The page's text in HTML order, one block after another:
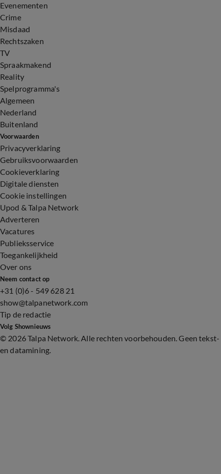
Evenementen
Crime
Misdaad
Rechtszaken
TV
Spraakmakend
Reality
Spelprogramma's
Algemeen
Nederland
Buitenland
Voorwaarden
Privacyverklaring
Gebruiksvoorwaarden
Cookieverklaring
Digitale diensten
Cookie instellingen
Upod & Talpa Network
Adverteren
Vacatures
Publieksservice
Toegankelijkheid
Over ons
Neem contact op
+31 (0)6 - 549 628 21
show@talpanetwork.com
Tip de redactie
Volg Shownieuws
© 2026 Talpa Network. Alle rechten voorbehouden. Geen tekst-
en datamining.